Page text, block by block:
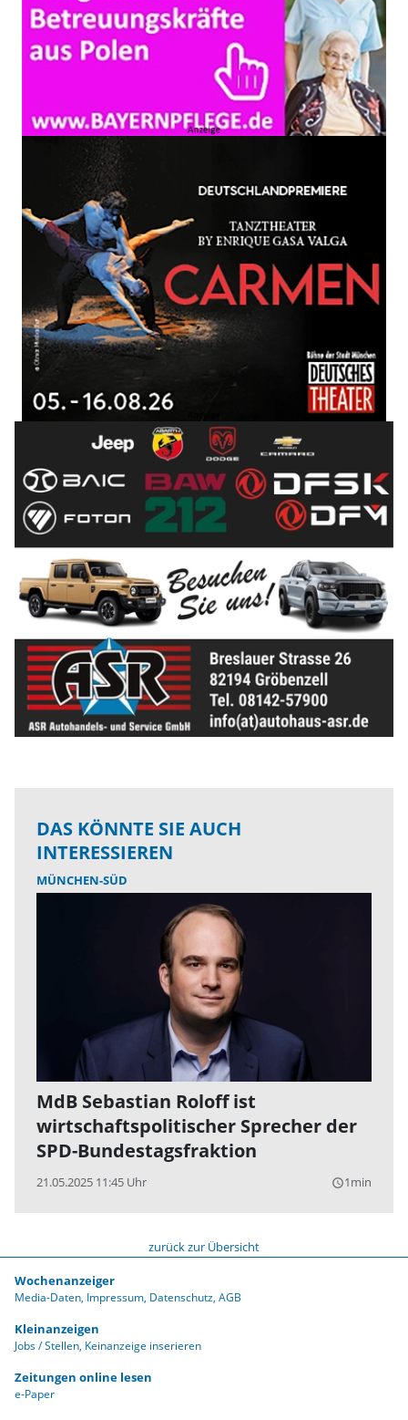
DAS KÖNNTE SIE AUCH
INTERESSIEREN
MÜNCHEN-SÜD
MdB Sebastian Roloff ist
wirtschaftspolitischer Sprecher der
SPD-Bundestagsfraktion
21.05.2025 11:45 Uhr query_builder1min
zurück zur Übersicht
Wochenanzeiger
Media-Daten Impressum Datenschutz AGB
Kleinanzeigen
Jobs / Stellen Keinanzeige inserieren
Zeitungen online lesen
e-Paper